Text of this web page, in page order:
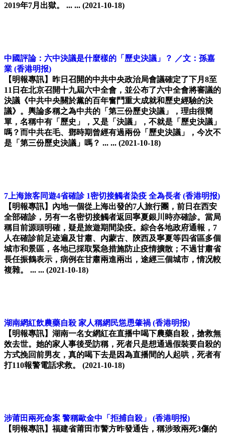
2019年7月出獄。 ... ... (2021-10-18)
中國評論：六中決議是什麼樣的「歷史決議」？ ／文：孫嘉
業 (香港明报)
【明報專訊】昨日召開的中共中央政治局會議確定了下月8至
11日在北京召開十九屆六中全會，並公布了六中全會將審議的
決議《中共中央關於黨的百年奮鬥重大成就和歷史經驗的決
議》。輿論多稱之為中共的「第三份歷史決議」，理由很簡
單，名稱中有「歷史」，又是「決議」，不就是「歷史決議」
嗎？而中共在毛、鄧時期曾經有過兩份「歷史決議」，今次不
是「第三份歷史決議」嗎？ ... ... (2021-10-18)
7上海旅客同遊4省確診 1密切接觸者染疫 全為長者 (香港明报)
【明報專訊】內地一個從上海出發的7人旅行團，前日在西安
全部確診，另有一名密切接觸者返回寧夏銀川時亦確診。當局
稱目前源頭明確，疑是旅遊期間染疫。綜合各地政府通報，7
人在確診前足迹遍及甘肅、內蒙古、陝西及寧夏等四省區多個
城市和景區，各地已採取緊急措施防止疫情擴散；不過甘肅省
長任振鶴表示，病例在甘肅兩進兩出，途經三個城市，情况較
複雜。 ... ... (2021-10-18)
湖南網紅飲農藥自殺 家人稱網民慫恿肇禍 (香港明报)
【明報專訊】湖南一名女網紅在直播中喝下農藥自殺，搶救無
效去世。她的家人事後受訪稱，死者只是想通過假裝要自殺的
方式挽回前男友，真的喝下去是因為直播間的人起哄，死者有
打110報警電話求救。
(2021-10-18)
涉莆田兩死命案 警稱歐金中「拒捕自殺」
(香港明报)
【明報專訊】福建省莆田市警方昨發通告，稱涉致兩死3傷的